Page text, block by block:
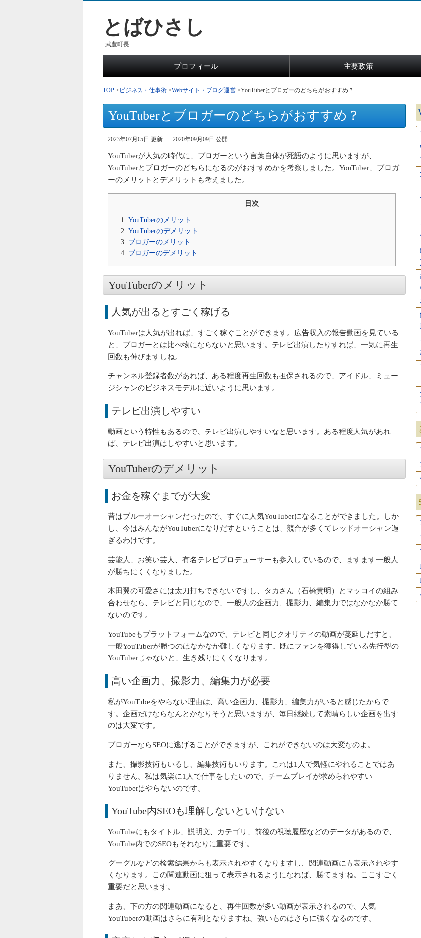
とばひさし
武豊町長
プロフィール 主要政策
TOP ビジネス・仕事術 Webサイト・ブログ運営 YouTuberとブロガーのどちらがおすすめ？
YouTuberとブロガーのどちらがおすすめ？
2023年07月05日 更新 2020年09月09日 公開
YouTuberが人気の時代に、ブロガーという言葉自体が死語のように思いますが、
YouTuberとブロガーのどちらになるのがおすすめかを考察しました。YouTuber、ブロガ
ーのメリットとデメリットも考えました。
目次
YouTuberのメリット
YouTuberのデメリット
ブロガーのメリット
ブロガーのデメリット
YouTuberのメリット
人気が出るとすごく稼げる
YouTuberは人気が出れば、すごく稼ぐことができます。広告収入の報告動画を見ている
と、ブロガーとは比べ物にならないと思います。テレビ出演したりすれば、一気に再生
回数も伸びますしね。
チャンネル登録者数があれば、ある程度再生回数も担保されるので、アイドル、ミュー
ジシャンのビジネスモデルに近いように思います。
テレビ出演しやすい
動画という特性もあるので、テレビ出演しやすいなと思います。ある程度人気があれ
ば、テレビ出演はしやすいと思います。
YouTuberのデメリット
お金を稼ぐまでが大変
昔はブルーオーシャンだったので、すぐに人気YouTuberになることができました。しか
し、今はみんながYouTuberになりだすということは、競合が多くてレッドオーシャン過
ぎるわけです。
芸能人、お笑い芸人、有名テレビプロデューサーも参入しているので、ますます一般人
が勝ちにくくなりました。
本田翼の可愛さには太刀打ちできないですし、タカさん（石橋貴明）とマッコイの組み
合わせなら、テレビと同じなので、一般人の企画力、撮影力、編集力ではなかなか勝て
ないのです。
YouTubeもプラットフォームなので、テレビと同じクオリティの動画が蔓延しだすと、
一般YouTuberが勝つのはなかなか難しくなります。既にファンを獲得している先行型の
YouTuberじゃないと、生き残りにくくなります。
高い企画力、撮影力、編集力が必要
私がYouTubeをやらない理由は、高い企画力、撮影力、編集力がいると感じたからで
す。企画だけならなんとかなりそうと思いますが、毎日継続して素晴らしい企画を出す
のは大変です。
ブロガーならSEOに逃げることができますが、これができないのは大変なのよ。
また、撮影技術もいるし、編集技術もいります。これは1人で気軽にやれることではあ
りません。私は気楽に1人で仕事をしたいので、チームプレイが求められやすい
YouTuberはやらないのです。
YouTube内SEOも理解しないといけない
YouTubeにもタイトル、説明文、カテゴリ、前後の視聴履歴などのデータがあるので、
YouTube内でのSEOもそれなりに重要です。
グーグルなどの検索結果からも表示されやすくなりますし、関連動画にも表示されやす
くなります。この関連動画に狙って表示されるようになれば、勝てますね。ここすごく
重要だと思います。
まあ、下の方の関連動画になると、再生回数が多い動画が表示されるので、人気
YouTuberの動画はさらに有利となりますね。強いものはさらに強くなるのです。